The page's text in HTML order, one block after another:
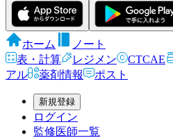
ホーム
ノート
表・計算
レジメン CTCAE
アル
薬剤情報 ポスト
新規登録
ログイン
監修医師一覧